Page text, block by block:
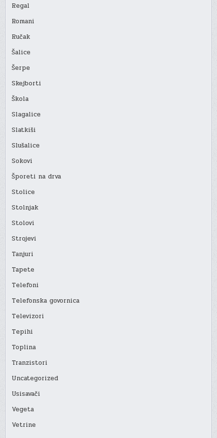
Regal
Romani
Ručak
Šalice
Šerpe
Skejborti
Škola
Slagalice
Slatkiši
Slušalice
Sokovi
Šporeti na drva
Stolice
Stolnjak
Stolovi
Strojevi
Tanjuri
Tapete
Telefoni
Telefonska govornica
Televizori
Tepihi
Toplina
Tranzistori
Uncategorized
Usisavači
Vegeta
Vetrine